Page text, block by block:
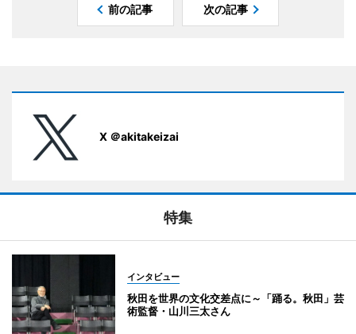
前の記事 次の記事
X ＠akitakeizai
特集
インタビュー
秋田を世界の文化交差点に～「踊る。秋田」芸
術監督・山川三太さん